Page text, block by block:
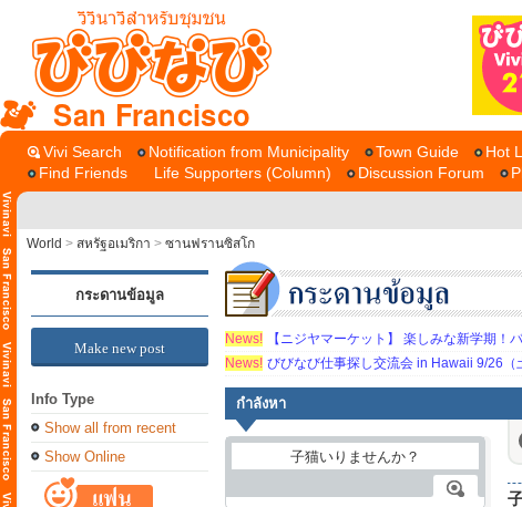
San Francisco
Vivi Search Notification from Municipality Town Guide Hot
Find Friends
Life Supporters (Column) Discussion Forum
World > สหรัฐอเมริกา > ซานฟรานซิสโก
กระดานข้อมูล
Make new post
Info Type
Show all from recent
Show Online
News!
【ニジヤマーケット】 楽しみな新学期！
News! びびなび仕事探し交流会 in Hawaii 9/26（
กำลังหา